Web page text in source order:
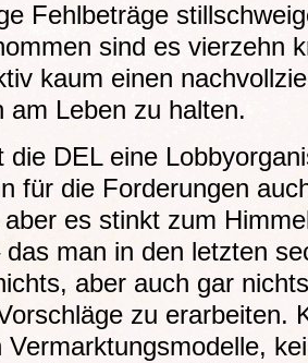
Fehlbeträge
sind es vierzehn
kaum einen
am Leben zu halten.
die DEL eine
für die Forderungen
es stinkt zum
das man in den letzten
aber auch gar
zu erarbeiten.
Vermarktungsmodelle,